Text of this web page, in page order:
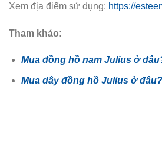
Xem địa điểm sử dụng: https://
Tham khảo:
Mua đồng hồ nam Julius ở
Mua dây đồng hồ Julius ở đâu?